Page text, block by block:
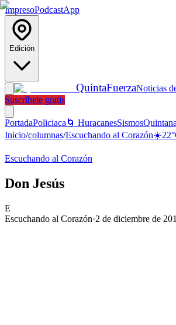
ImpresoPodcastApp
Edición
QuintaFuerzaNoticias
Suscríbete gratis
PortadaPoliciaca 🌀 HuracanesSismos
Inicio/columnas/Escuchando al Corazón☀️22
Escuchando al Corazón
Don Jesús
E
Escuchando al Corazón·2 de diciembre de